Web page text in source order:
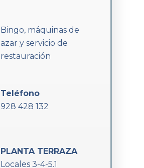
Bingo, máquinas de
azar y servicio de
restauración
Teléfono
928 428 132
PLANTA TERRAZA
Locales 3-4-5.1